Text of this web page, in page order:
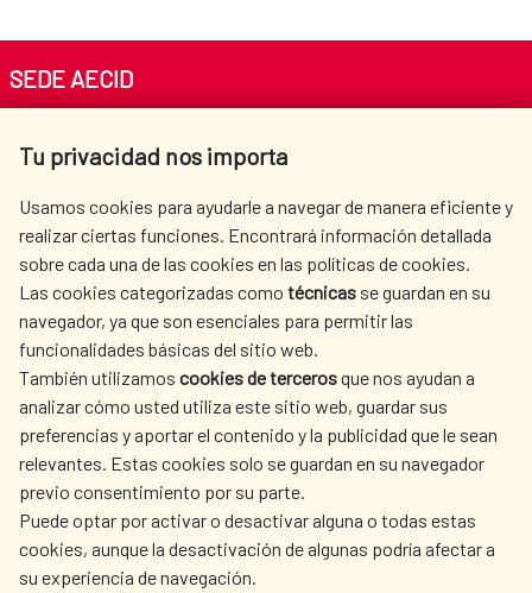
Tu privacidad nos importa
Usamos cookies para ayudarle a navegar de manera eficiente y
realizar ciertas funciones. Encontrará información detallada
sobre cada una de las cookies en las políticas de cookies.
Las cookies categorizadas como técnicas se guardan en su
navegador, ya que son esenciales para permitir las
funcionalidades básicas del sitio web.
También utilizamos cookies de tercerosque nos ayudan a
analizar cómo usted utiliza este sitio web, guardar sus
preferencias y aportar el contenido y la publicidad que le sean
relevantes. Estas cookies solo se guardan en su navegador
previo consentimiento por su parte.
Puede optar por activar o desactivar alguna o todas estas
cookies, aunque la desactivación de algunas podría afectar a
su experiencia de navegación.
SEDE AECID
Tel. +34 900 20 30 54​​​​​​​
AECID
WHERE DO WE COOPERATE?
SPANISH HUMANITARIAN
ACTION
PRESS ROOM
CULTURE AND SCIENCE LIBRARY
OUR SOCIAL MEDIA